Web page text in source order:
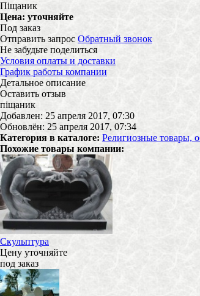
Піщаник
Цена: уточняйте
Под заказ
Отправить запрос Обратный звонок
Не забудьте поделиться
Условия оплаты и доставки
График работы компании
Детальное описание
Оставить отзыв
піщаник
Добавлен: 25 апреля 2017, 07:30
Обновлён: 25 апреля 2017, 07:34
Категория в каталоге: Религиозные товары,
Похожие товары компании:
Скульптура
Цену уточняйте
под заказ